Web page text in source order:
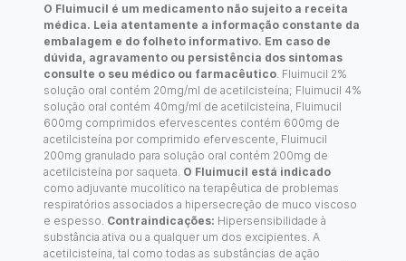
O Fluimucil é um medicamento não sujeito a receita
médica. Leia atentamente a informação constante da
embalagem e do folheto informativo. Em caso de
dúvida, agravamento ou persistência dos sintomas
consulte o seu médico ou farmacêutico . Fluimucil 2%
solução oral contém 20mg/ml de acetilcisteína; Fluimucil 4%
solução oral contém 40mg/ml de acetilcisteína, Fluimucil
600mg comprimidos efervescentes contém 600mg de
acetilcisteína por comprimido efervescente, Fluimucil
200mg granulado para solução oral contém 200mg de
acetilcisteína por saqueta. O Fluimucil está indicado
como adjuvante mucolítico na terapêutica de problemas
respiratórios associados a hipersecreção de muco viscoso
e espesso. Contraindicações: Hipersensibilidade à
substância ativa ou a qualquer um dos excipientes. A
acetilcisteína, tal como todas as substâncias de ação